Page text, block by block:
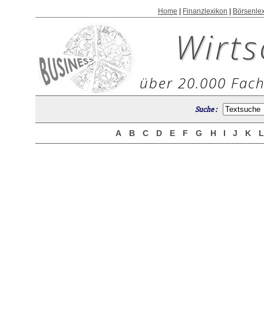
Home Finanzlexikon
über 20.000
Suche :
A B C D E F G H I J K